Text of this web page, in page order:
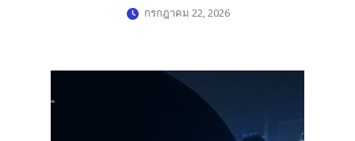
กรกฎาคม 22, 2026